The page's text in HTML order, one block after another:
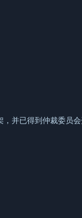
并已得到仲裁委员